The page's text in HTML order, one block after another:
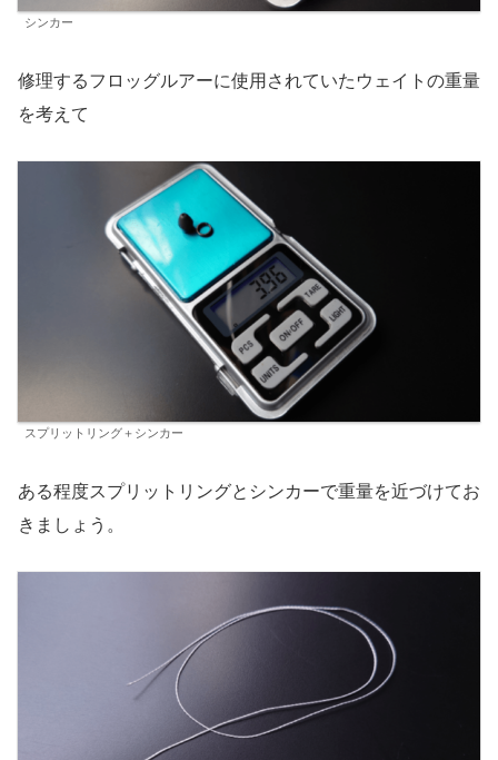
シンカー
修理するフロッグルアーに使用されていたウェイトの重量
を考えて
スプリットリング＋シンカー
ある程度スプリットリングとシンカーで重量を近づけてお
きましょう。